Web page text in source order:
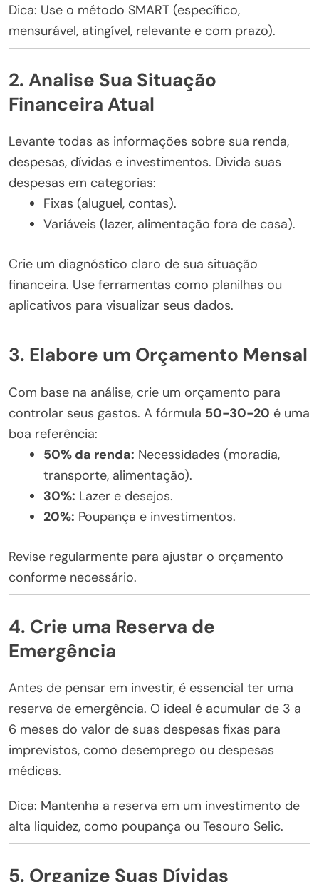
Dica: Use o método SMART (específico,
mensurável, atingível, relevante e com prazo).
2. Analise Sua Situação
Financeira Atual
Levante todas as informações sobre sua renda,
despesas, dívidas e investimentos. Divida suas
despesas em categorias:
Fixas (aluguel, contas).
Variáveis (lazer, alimentação fora de casa).
Crie um diagnóstico claro de sua situação
financeira. Use ferramentas como planilhas ou
aplicativos para visualizar seus dados.
3. Elabore um Orçamento Mensal
Com base na análise, crie um orçamento para
controlar seus gastos. A fórmula 50-30-20 é uma
boa referência:
50% da renda: Necessidades (moradia,
transporte, alimentação).
30%: Lazer e desejos.
20%: Poupança e investimentos.
Revise regularmente para ajustar o orçamento
conforme necessário.
4. Crie uma Reserva de
Emergência
Antes de pensar em investir, é essencial ter uma
reserva de emergência. O ideal é acumular de 3 a
6 meses do valor de suas despesas fixas para
imprevistos, como desemprego ou despesas
médicas.
Dica: Mantenha a reserva em um investimento de
alta liquidez, como poupança ou Tesouro Selic.
5. Organize Suas Dívidas